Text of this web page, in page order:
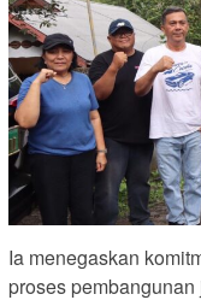
Ia menegaskan
proses